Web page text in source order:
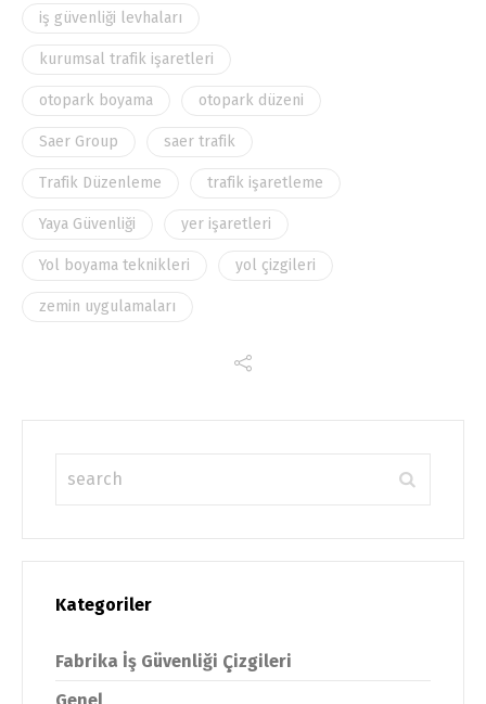
iş güvenliği levhaları
kurumsal trafik işaretleri
otopark boyama otopark düzeni
Saer Group saer trafik
Trafik Düzenleme trafik işaretleme
Yaya Güvenliği yer işaretleri
Yol boyama teknikleri yol çizgileri
zemin uygulamaları
Kategoriler
Fabrika İş Güvenliği Çizgileri
Genel